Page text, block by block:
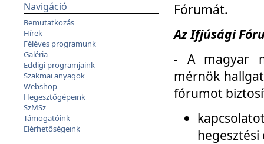
Navigáció
Bemutatkozás
Hírek
Féléves programunk
Galéria
Eddigi programjaink
Szakmai anyagok
Webshop
Hegesztőgépeink
SzMSz
Támogatóink
Elérhetőségeink
Fórumát.
Az Ifjúsági
- A magyar
mérnök
fórumot